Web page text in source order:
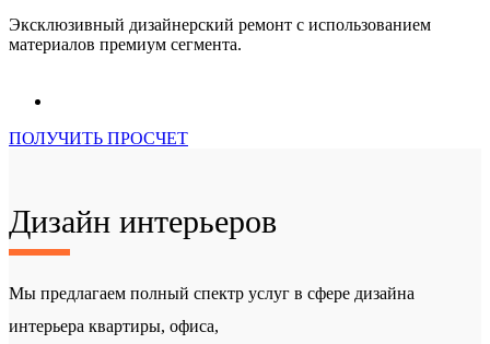
Эксклюзивный дизайнерский ремонт с использованием
материалов премиум сегмента.
ПОЛУЧИТЬ ПРОСЧЕТ
Дизайн интерьеров
Мы предлагаем полный спектр услуг в сфере дизайна
интерьера квартиры, офиса,